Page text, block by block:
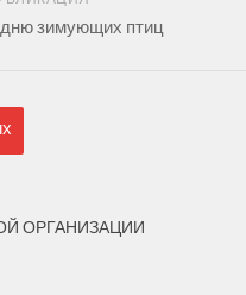
зимующих птиц
ОРГАНИЗАЦИИ